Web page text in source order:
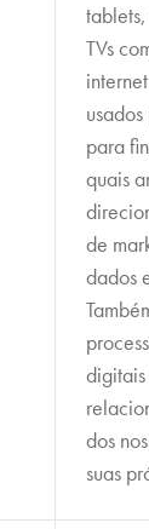
TVs
para
quais
de
dados
dos
suas